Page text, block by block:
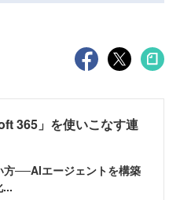
365」を使いこなす連
──AIエージェントを構築
...